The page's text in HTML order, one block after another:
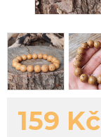
159 Kč